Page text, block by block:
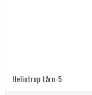
Heliotrop tårn-5